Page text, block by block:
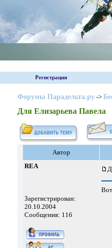
Регистрация
Форумы Парадельта.ру ->
Для Елизарьева Павела
Автор
REA
Зарегистрирован:
20.10.2004
Сообщения: 116